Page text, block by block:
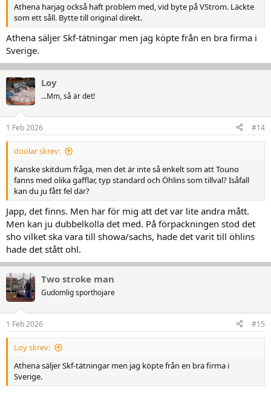
Athena harjag också haft problem med, vid byte på VStrom. Läckte
som ett såll. Bytte till original direkt.
Athena säljer Skf-tätningar men jag köpte från en bra firma i
Sverige.
Loy
...Mm, så är det!
1 Feb 2026 #14
doolar skrev:
Kanske skitdum fråga, men det är inte så enkelt som att Touno
fanns med olika gafflar, typ standard och Öhlins som tillval? Isåfall
kan du ju fått fel där?
Japp, det finns. Men har för mig att det var lite andra mått.
Men kan ju dubbelkolla det med. På förpackningen stod det
sho vilket ska vara till showa/sachs, hade det varit till öhlins
hade det stått ohl.
Two stroke man
Gudomlig sporthojare
1 Feb 2026 #15
Loy skrev:
Athena säljer Skf-tätningar men jag köpte från en bra firma i
Sverige.